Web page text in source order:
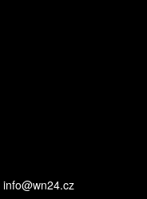
info@wn24.cz